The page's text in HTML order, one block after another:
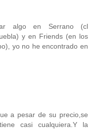
algo en Serrano (cl
y en Friends (en los
yo no he encontrado en
a pesar de su precio,se
casi cualquiera.Y la